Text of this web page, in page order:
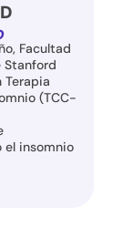
Facultad
Stanford
Terapia
(TCC-
el insomnio